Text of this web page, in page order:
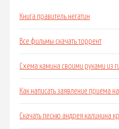
Книга правитель негатин
Все фильмы скачать торрент
Схема камина своими руками из
Как написать заявление приема
Скачать песню андрея калинина